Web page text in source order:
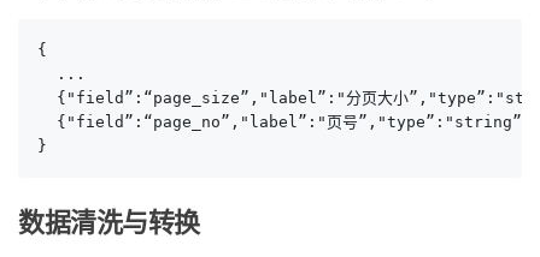
{
  ...
{"field”:“page_size”,"label”:"分页大小
{"field”:“page_no”,"label”:"页号
}
数据清洗与转换